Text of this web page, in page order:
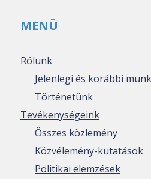
MENÜ
Rólunk
Jelenlegi és korábbi
Történetünk
Tevékenységeink
Összes közlemény
Közvélemény-kutatások
Politikai elemzések